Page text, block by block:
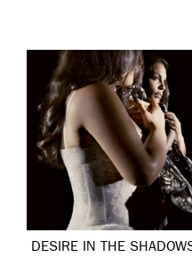
DESIRE IN THE